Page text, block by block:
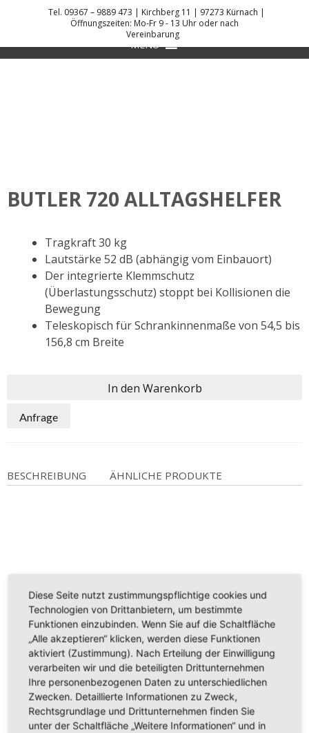
DANIEL KREIS KÜCHENPLANER
MENU
BUTLER 720 ALLTAGSHELFER
Tragkraft 30 kg
Lautstärke 52 dB (abhängig vom Einbauort)
Der integrierte Klemmschutz
(Überlastungsschutz) stoppt bei Kollisionen die
Bewegung
Teleskopisch für Schrankinnenmaße von 54,5 bis
156,8 cm Breite
In den Warenkorb
Anfrage
BESCHREIBUNG ÄHNLICHE PRODUKTE
VERTI – SYSTEME FÜR OBERSCHRÄNKE
Tel. 09367 – 9889 473 | Kirchberg 11 | 97273 Kürnach |
Öffnungszeiten: Mo-Fr 9 - 13 Uhr oder nach
Vereinbarung
Diese Seite nutzt zustimmungspflichtige cookies und
Technologien von Drittanbietern, um bestimmte
Funktionen einzubinden. Wenn Sie auf die Schaltfläche
„Alle akzeptieren“ klicken, werden diese Funktionen
aktiviert (Zustimmung). Nach Erteilung der Einwilligung
verarbeiten wir und die beteiligten Drittunternehmen
Ihre personenbezogenen Daten zu unterschiedlichen
Zwecken. Detaillierte Informationen zu Zweck,
Rechtsgrundlage und Drittunternehmen finden Sie
unter der Schaltfläche „Weitere Informationen“ und in